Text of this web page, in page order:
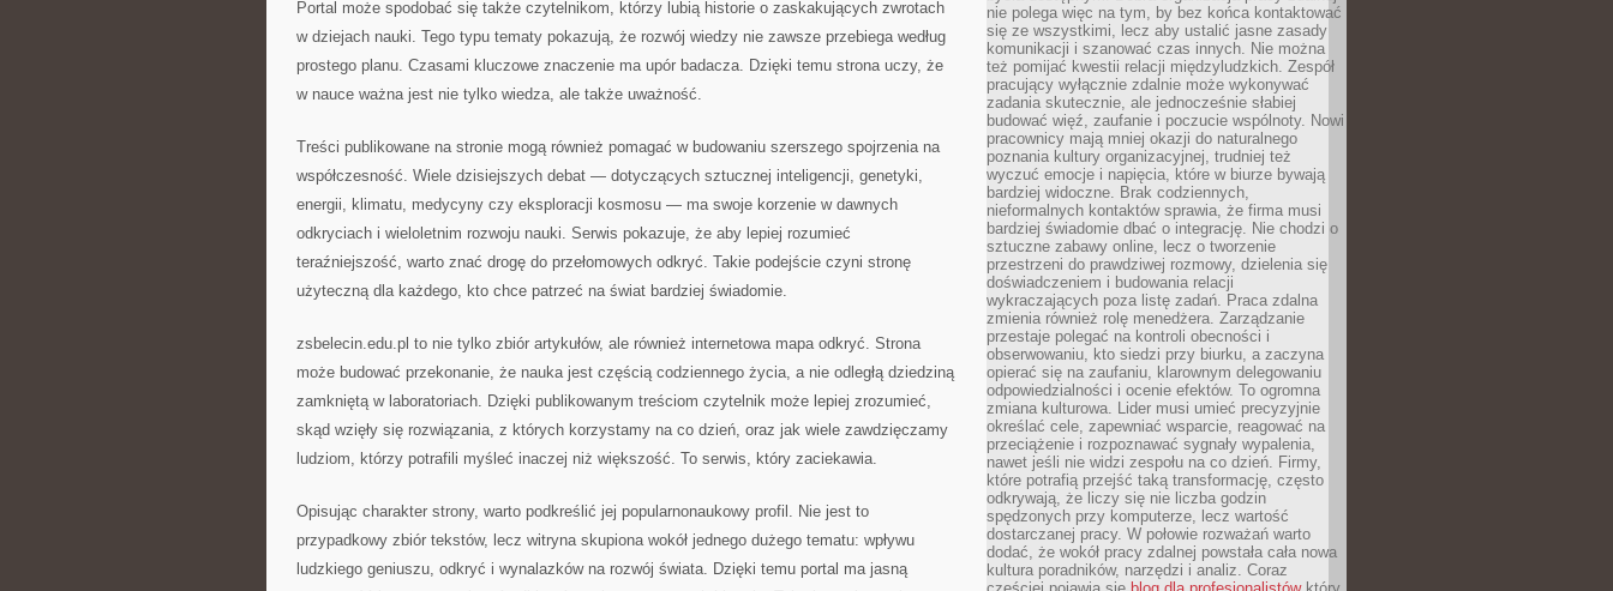
Portal może spodobać się także czytelnikom, którzy lubią historie o zaskakujących zwrotach
w dziejach nauki. Tego typu tematy pokazują, że rozwój wiedzy nie zawsze przebiega według
prostego planu. Czasami kluczowe znaczenie ma upór badacza. Dzięki temu strona uczy, że
w nauce ważna jest nie tylko wiedza, ale także uważność.
Treści publikowane na stronie mogą również pomagać w budowaniu szerszego spojrzenia na
współczesność. Wiele dzisiejszych debat — dotyczących sztucznej inteligencji, genetyki,
energii, klimatu, medycyny czy eksploracji kosmosu — ma swoje korzenie w dawnych
odkryciach i wieloletnim rozwoju nauki. Serwis pokazuje, że aby lepiej rozumieć
teraźniejszość, warto znać drogę do przełomowych odkryć. Takie podejście czyni stronę
użyteczną dla każdego, kto chce patrzeć na świat bardziej świadomie.
zsbelecin.edu.pl to nie tylko zbiór artykułów, ale również internetowa mapa odkryć. Strona
może budować przekonanie, że nauka jest częścią codziennego życia, a nie odległą dziedziną
zamkniętą w laboratoriach. Dzięki publikowanym treściom czytelnik może lepiej zrozumieć,
skąd wzięły się rozwiązania, z których korzystamy na co dzień, oraz jak wiele zawdzięczamy
ludziom, którzy potrafili myśleć inaczej niż większość. To serwis, który zaciekawia.
Opisując charakter strony, warto podkreślić jej popularnonaukowy profil. Nie jest to
przypadkowy zbiór tekstów, lecz witryna skupiona wokół jednego dużego tematu: wpływu
ludzkiego geniuszu, odkryć i wynalazków na rozwój świata. Dzięki temu portal ma jasną
nie polega więc na tym, by bez końca kontaktować
się ze wszystkimi, lecz aby ustalić jasne zasady
komunikacji i szanować czas innych. Nie można
też pomijać kwestii relacji międzyludzkich. Zespół
pracujący wyłącznie zdalnie może wykonywać
zadania skutecznie, ale jednocześnie słabiej
budować więź, zaufanie i poczucie wspólnoty. Nowi
pracownicy mają mniej okazji do naturalnego
poznania kultury organizacyjnej, trudniej też
wyczuć emocje i napięcia, które w biurze bywają
bardziej widoczne. Brak codziennych,
nieformalnych kontaktów sprawia, że firma musi
bardziej świadomie dbać o integrację. Nie chodzi o
sztuczne zabawy online, lecz o tworzenie
przestrzeni do prawdziwej rozmowy, dzielenia się
doświadczeniem i budowania relacji
wykraczających poza listę zadań. Praca zdalna
zmienia również rolę menedżera. Zarządzanie
przestaje polegać na kontroli obecności i
obserwowaniu, kto siedzi przy biurku, a zaczyna
opierać się na zaufaniu, klarownym delegowaniu
odpowiedzialności i ocenie efektów. To ogromna
zmiana kulturowa. Lider musi umieć precyzyjnie
określać cele, zapewniać wsparcie, reagować na
przeciążenie i rozpoznawać sygnały wypalenia,
nawet jeśli nie widzi zespołu na co dzień. Firmy,
które potrafią przejść taką transformację, często
odkrywają, że liczy się nie liczba godzin
spędzonych przy komputerze, lecz wartość
dostarczanej pracy. W połowie rozważań warto
dodać, że wokół pracy zdalnej powstała cała nowa
kultura poradników, narzędzi i analiz. Coraz